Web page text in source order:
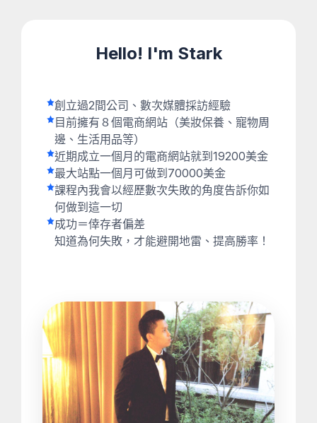
Hello! I'm Stark
創立過2間公司、數次媒體採訪經驗
目前擁有８個電商網站（美妝保養、寵物周
邊、生活用品等）
近期成立一個月的電商網站就到19200美金
最大站點一個月可做到70000美金
課程內我會以經歷數次失敗的角度告訴你如
何做到這一切
成功＝倖存者偏差
知道為何失敗，才能避開地雷、提高勝率！